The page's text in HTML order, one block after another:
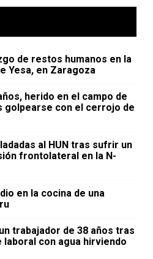
de restos humanos en la
Yesa, en Zaragoza
herido en el campo de
golpearse con el cerrojo de
al HUN tras sufrir un
frontolateral en la N-
en la cocina de una
trabajador de 38 años tras
con agua hirviendo